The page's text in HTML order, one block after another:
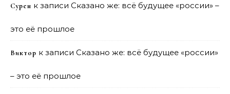
Сурен к записи Сказано же: всё будущее «россии» –
это её прошлое
Виктор к записи Сказано же: всё будущее «россии»
– это её прошлое